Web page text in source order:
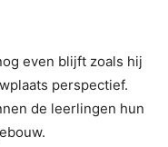
even blijft zoals hij
perspectief.
de leerlingen hun